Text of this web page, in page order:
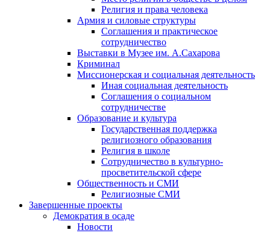
Религия и права человека
Армия и силовые структуры
Соглашения и практическое
сотрудничество
Выставки в Музее им. А.Сахарова
Криминал
Миссионерская и социальная деятельность
Иная социальная деятельность
Соглашения о социальном
сотрудничестве
Образование и культура
Государственная поддержка
религиозного образования
Религия в школе
Сотрудничество в культурно-
просветительской сфере
Общественность и СМИ
Религиозные СМИ
Завершенные проекты
Демократия в осаде
Новости